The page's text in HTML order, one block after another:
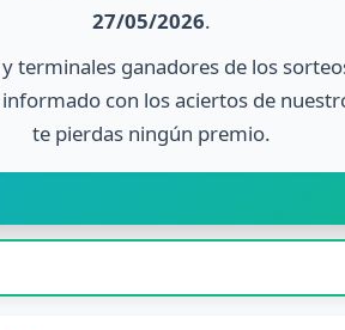
27/05/2026.
terminales ganadores de los
con los aciertos de
te pierdas ningún premio.